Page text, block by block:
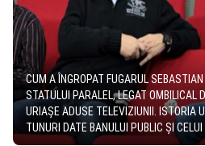
CUM A ÎNGROPAT FUGARUL
STATULUI PARALEL, LEGAT OMBILICAL
URIAȘE ADUSE TELEVIZIUNII. ISTORIA
TUNURI DATE BANULUI PUBLIC ȘI